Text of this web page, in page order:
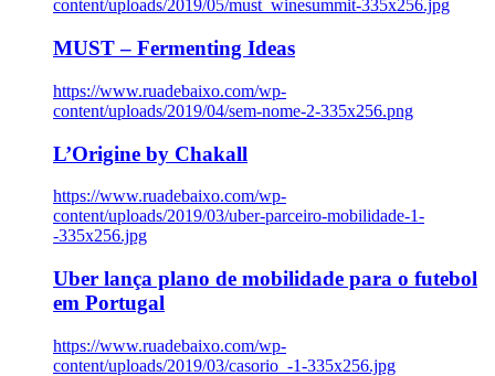
content/uploads/2019/05/must_winesummit-335x256.jpg
MUST – Fermenting Ideas
https://www.ruadebaixo.com/wp-
content/uploads/2019/04/sem-nome-2-335x256.png
L’Origine by Chakall
https://www.ruadebaixo.com/wp-
content/uploads/2019/03/uber-parceiro-mobilidade-1-
-335x256.jpg
Uber lança plano de mobilidade para o futebol
em Portugal
https://www.ruadebaixo.com/wp-
content/uploads/2019/03/casorio_-1-335x256.jpg